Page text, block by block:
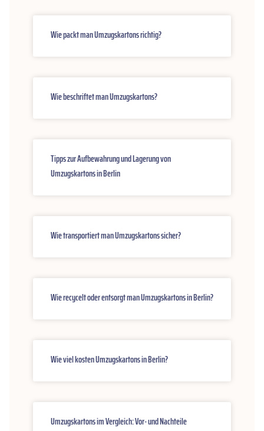
Wie packt man Umzugskartons richtig?
Wie beschriftet man Umzugskartons?
Tipps zur Aufbewahrung und Lagerung von
Umzugskartons in Berlin
Wie transportiert man Umzugskartons sicher?
Wie recycelt oder entsorgt man Umzugskartons in Berlin?
Wie viel kosten Umzugskartons in Berlin?
Umzugskartons im Vergleich: Vor- und Nachteile